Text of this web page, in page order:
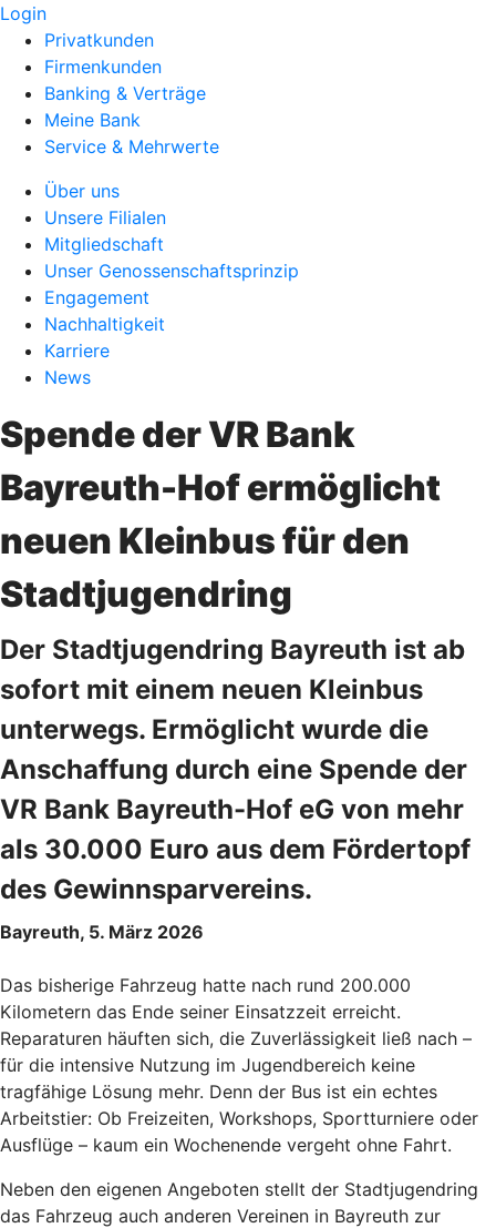
Login
Privatkunden
Firmenkunden
Banking & Verträge
Meine Bank
Service & Mehrwerte
Über uns
Unsere Filialen
Mitgliedschaft
Unser Genossenschaftsprinzip
Engagement
Nachhaltigkeit
Karriere
News
Spende der VR Bank
Bayreuth-Hof ermöglicht
neuen Kleinbus für den
Stadtjugendring
Der Stadtjugendring Bayreuth ist ab
sofort mit einem neuen Kleinbus
unterwegs. Ermöglicht wurde die
Anschaffung durch eine Spende der
VR Bank Bayreuth-Hof eG von mehr
als 30.000 Euro aus dem Fördertopf
des Gewinnsparvereins.
Bayreuth, 5. März 2026
Das bisherige Fahrzeug hatte nach rund 200.000
Kilometern das Ende seiner Einsatzzeit erreicht.
Reparaturen häuften sich, die Zuverlässigkeit ließ nach –
für die intensive Nutzung im Jugendbereich keine
tragfähige Lösung mehr. Denn der Bus ist ein echtes
Arbeitstier: Ob Freizeiten, Workshops, Sportturniere oder
Ausflüge – kaum ein Wochenende vergeht ohne Fahrt.
Neben den eigenen Angeboten stellt der Stadtjugendring
das Fahrzeug auch anderen Vereinen in Bayreuth zur